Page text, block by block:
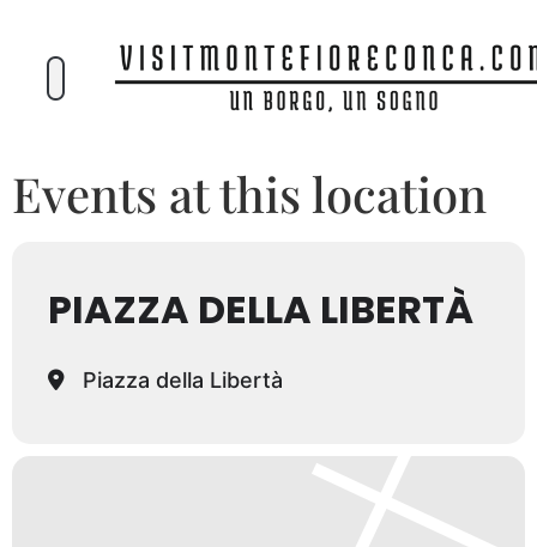
Events at this location
PIAZZA DELLA LIBERTÀ
Piazza della Libertà